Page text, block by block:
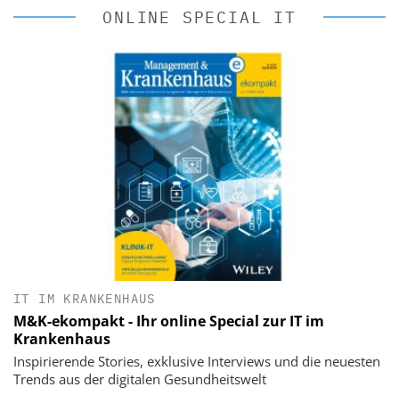
ONLINE SPECIAL IT
IT IM KRANKENHAUS
M&K-ekompakt - Ihr online Special zur IT im
Krankenhaus
Inspirierende Stories, exklusive Interviews und die neuesten
Trends aus der digitalen Gesundheitswelt